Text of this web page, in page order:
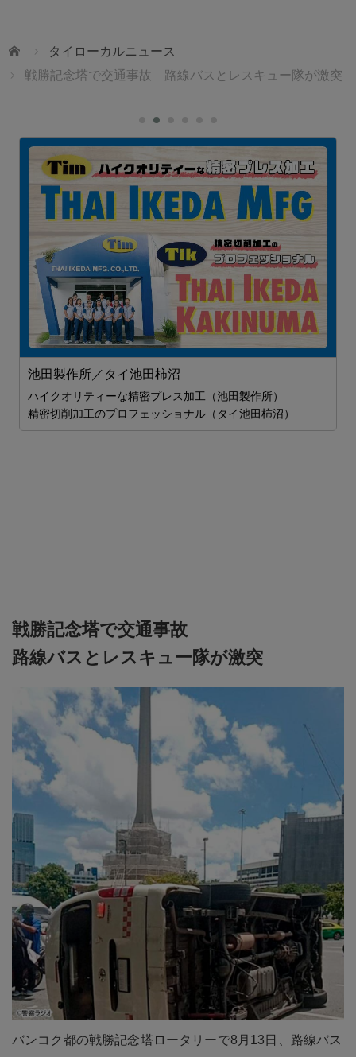
ホーム
タイローカルニュース
戦勝記念塔で交通事故 路線バスとレスキュー隊が激突
池田製作所／タイ池田柿沼
ハイクオリティーな精密プレス加工（池田製作所）
精密切削加工のプロフェッショナル（タイ池田柿沼）
戦勝記念塔で交通事故
路線バスとレスキュー隊が激突
バンコク都の戦勝記念塔ロータリーで8月13日、路線バス